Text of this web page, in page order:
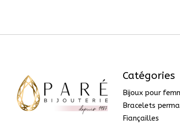
Catégories
Bijoux pour
Bracelets
Fiançailles